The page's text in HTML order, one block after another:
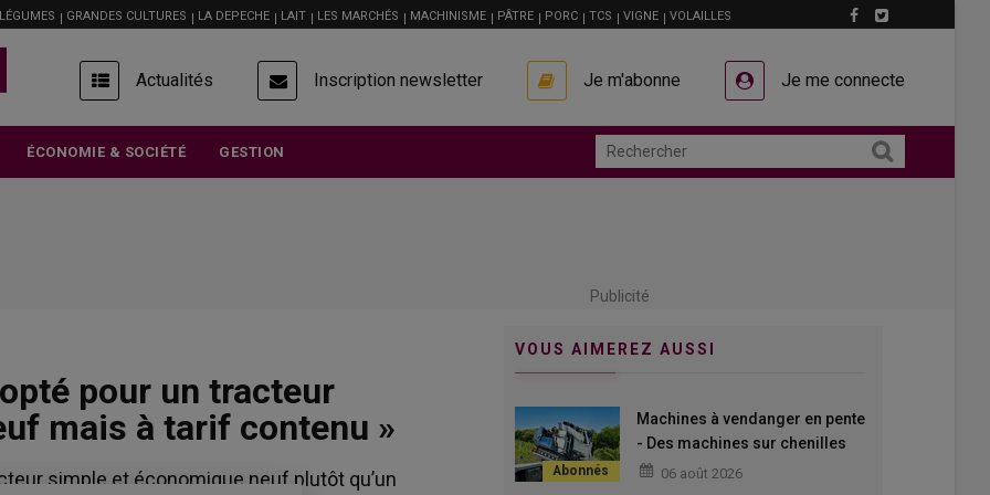
GRANDES CULTURES LA DEPECHE LAIT LES MARCHÉS MACHINISME PÂTRE PORC TCS VIGNE VOLAILLES
USER
ACCOUNT
MENU
Actualités Inscription newsletter Je m'abonne Je me connecte
ÉCONOMIE & SOCIÉTÉ GESTION
Publicité
pour un tracteur
mais à tarif contenu »
simple et économique neuf plutôt qu’un
VOUS AIMEREZ AUSSI
Machines à vendanger en pente
- Des machines sur chenilles
avec une tête de récolte
06 août 2026